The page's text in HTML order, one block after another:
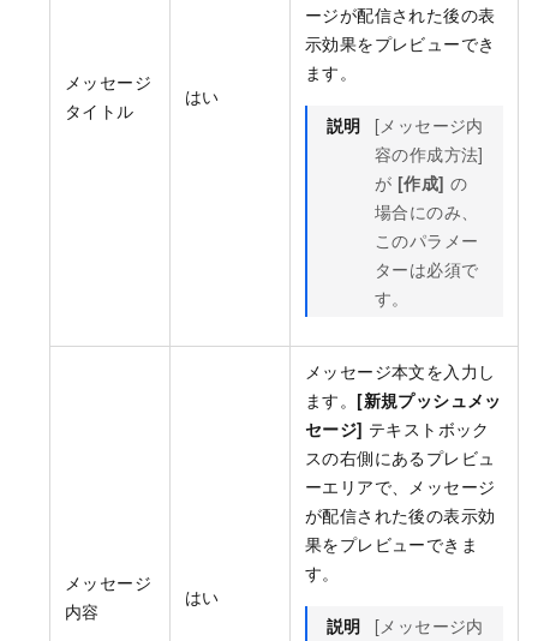
メッセージ
タイトル
はい
ージが配信された後の表
示効果をプレビューでき
ます。
説明
[メッセージ内
容の作成方法]
が [作成] の
場合にのみ、
このパラメー
ターは必須で
す。
メッセージ
内容
はい
メッセージ本文を入力し
ます。 [新規プッシュメッ
セージ] テキストボック
スの右側にあるプレビュ
ーエリアで、メッセージ
が配信された後の表示効
果をプレビューできま
す。
説明
[メッセージ内